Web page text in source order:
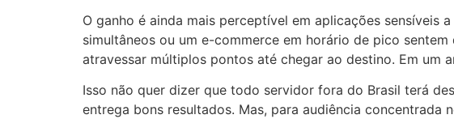
O ganho é ainda mais perceptível em aplicações sensíveis
simultâneos ou um e-commerce em horário de pico
atravessar múltiplos pontos até chegar ao destino. Em um
Isso não quer dizer que todo servidor fora do Brasil terá
entrega bons resultados. Mas, para audiência concentrada